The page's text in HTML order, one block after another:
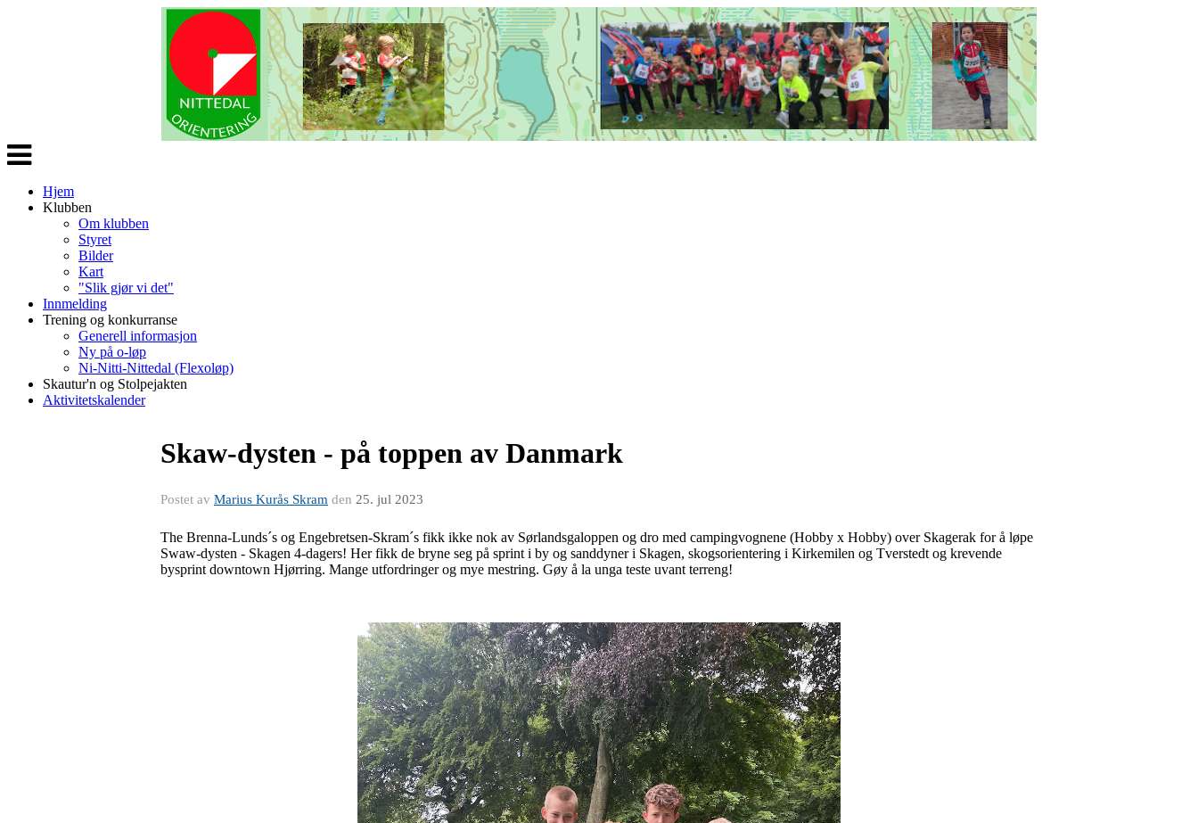
Veksle
navigasjon
Hjem
Klubben
Om klubben
Styret
Bilder
Kart
"Slik gjør vi det"
Innmelding
Trening og konkurranse
Generell informasjon
Ny på o-løp
Ni-Nitti-Nittedal (Flexoløp)
Skautur'n og Stolpejakten
Aktivitetskalender
Skaw-dysten - på toppen av Danmark
Postet av Marius Kurås Skram den 25. jul 2023
The Brenna-Lunds´s og Engebretsen-Skram´s fikk ikke nok av Sørlandsgaloppen og dro med campingvognene (Hobby x Hobby) over Skagerak for å løpe
Swaw-dysten - Skagen 4-dagers! Her fikk de bryne seg på sprint i by og sanddyner i Skagen, skogsorientering i Kirkemilen og Tverstedt og krevende
bysprint downtown Hjørring. Mange utfordringer og mye mestring. Gøy å la unga teste uvant terreng!